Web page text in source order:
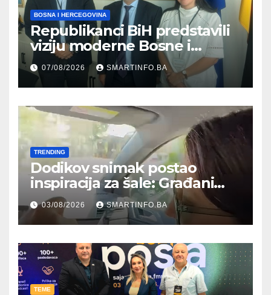
BOSNA I HERCEGOVINA
Republikanci BiH predstavili
viziju moderne Bosne i
Hercegovine ambasadoru
Njemačke
07/08/2026 SMARTINFO.BA
TRENDING
Dodikov snimak postao
inspiracija za šale: Građani
kroz parodiju poslali poruku
03/08/2026 SMARTINFO.BA
TEME